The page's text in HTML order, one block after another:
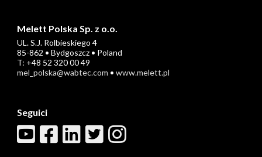
Melett Polska Sp. z o.o.
UL. S.J. Rolbieskiego 4
85-862 • Bydgoszcz • Poland
T: +48 52 320 00 49
mel_polska@wabtec.com • www.melett.pl
Seguici